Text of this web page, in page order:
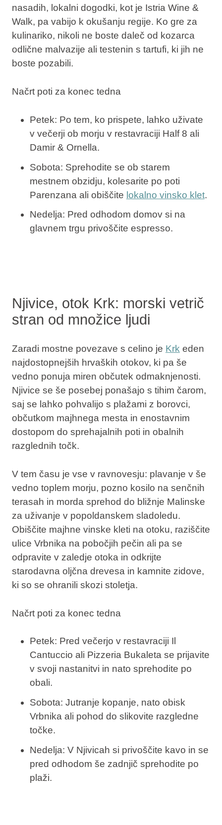
nasadih, lokalni dogodki, kot je Istria Wine &
Walk, pa vabijo k okušanju regije. Ko gre za
kulinariko, nikoli ne boste daleč od kozarca
odlične malvazije ali testenin s tartufi, ki jih ne
boste pozabili.
Načrt poti za konec tedna
Petek: Po tem, ko prispete, lahko uživate
v večerji ob morju v restavraciji Half 8 ali
Damir & Ornella.
Sobota: Sprehodite se ob starem
mestnem obzidju, kolesarite po poti
Parenzana ali obiščite lokalno vinsko klet.
Nedelja: Pred odhodom domov si na
glavnem trgu privoščite espresso.
Njivice, otok Krk: morski vetrič
stran od množice ljudi
Zaradi mostne povezave s celino je Krkeden
najdostopnejših hrvaških otokov, ki pa še
vedno ponuja miren občutek odmaknjenosti.
Njivice se še posebej ponašajo s tihim čarom,
saj se lahko pohvalijo s plažami z borovci,
občutkom majhnega mesta in enostavnim
dostopom do sprehajalnih poti in obalnih
razglednih točk.
V tem času je vse v ravnovesju: plavanje v še
vedno toplem morju, pozno kosilo na senčnih
terasah in morda sprehod do bližnje Malinske
za uživanje v popoldanskem sladoledu.
Obiščite majhne vinske kleti na otoku, raziščite
ulice Vrbnika na pobočjih pečin ali pa se
odpravite v zaledje otoka in odkrijte
starodavna oljčna drevesa in kamnite zidove,
ki so se ohranili skozi stoletja.
Načrt poti za konec tedna
Petek: Pred večerjo v restavraciji Il
Cantuccio ali Pizzeria Bukaleta se prijavite
v svoji nastanitvi in nato sprehodite po
obali.
Sobota: Jutranje kopanje, nato obisk
Vrbnika ali pohod do slikovite razgledne
točke.
Nedelja: V Njivicah si privoščite kavo in se
pred odhodom še zadnjič sprehodite po
plaži.